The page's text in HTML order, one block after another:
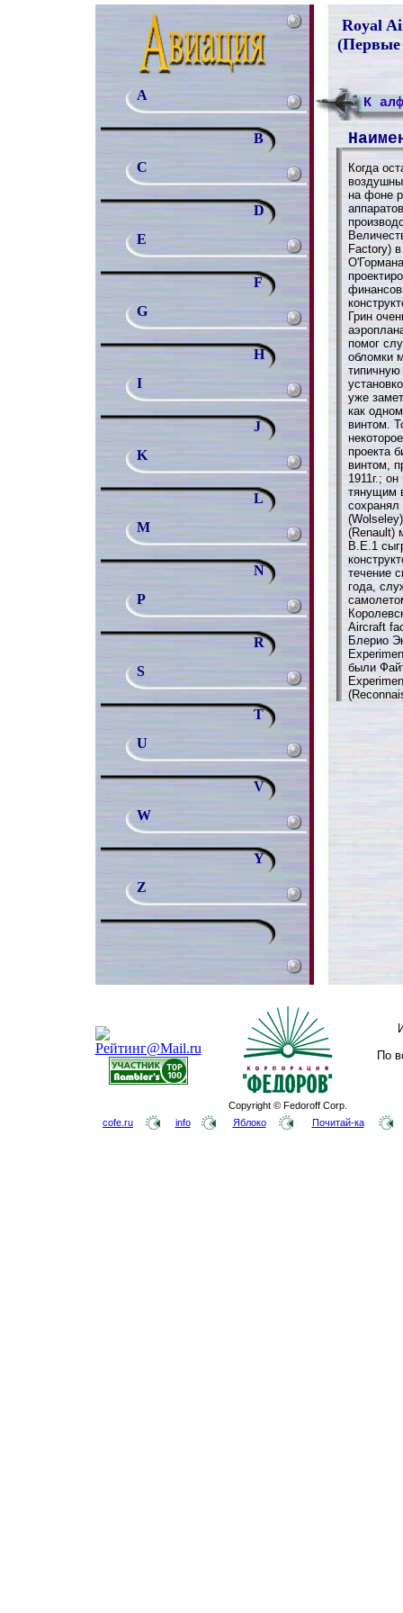
Royal
(Первые
A
B
C
D
E
F
G
H
I
J
K
L
M
N
P
R
S
T
U
V
W
Y
Z
К
Когда
на фоне
Factory)
Грин
помог
обломки
уже
как
винтом.
проекта
винтом,
1911г.;
тянущим
сохранял
(Renault)
В.Е.1
течение
года,
Aircraft
Блерио
были
Copyright © Fedoroff Corp.
По
cofe.ru info Яблоко Почитай-ка